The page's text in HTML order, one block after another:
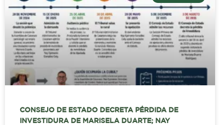
CONSEJO DE ESTADO DECRETA PÉRDIDA DE
INVESTIDURA DE MARISELA DUARTE; NAY